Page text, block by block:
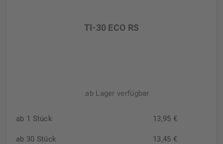
TI-30 ECO RS
ab Lager verfügbar
ab 1 Stück 13,95 €
ab 30 Stück 13,45 €